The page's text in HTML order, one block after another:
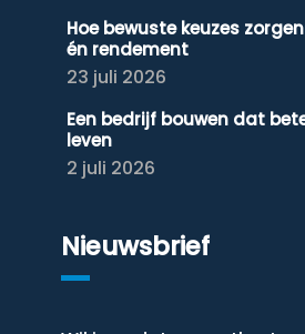
Hoe bewuste keuzes
én rendement
23 juli 2026
Een bedrijf bouwen dat
leven
2 juli 2026
Nieuwsbrief